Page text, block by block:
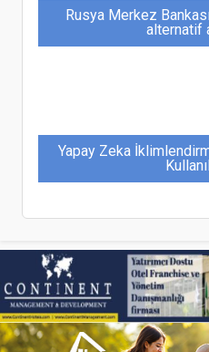
Rusya Merkez
alternatif
Yapay Zeka
Ankara Gurme